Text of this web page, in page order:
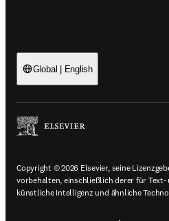
Global | English
Copyright © 2026 Elsevier, seine
vorbehalten, einschließlich derer für Text-
künstliche Intelligenz und ähnliche